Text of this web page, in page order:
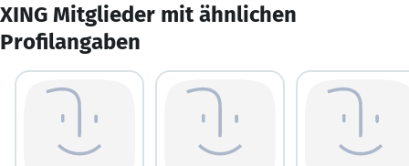
XING Mitglieder mit ähnlichen
Profilangaben